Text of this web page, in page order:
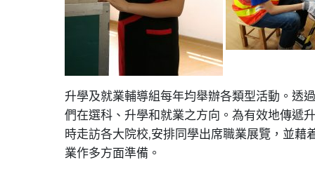
升學及就業輔導組每年均舉辦各類型活動。透
們在選科、升學和就業之方向。為有效地傳遞
時走訪各大院校,安排同學出席職業展覽，並
業作多方面準備。